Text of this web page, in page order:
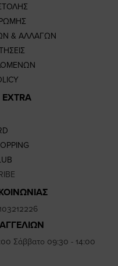
& ΑΛΛΑΓΩΝ
Σάββατο 09:30 - 14:00